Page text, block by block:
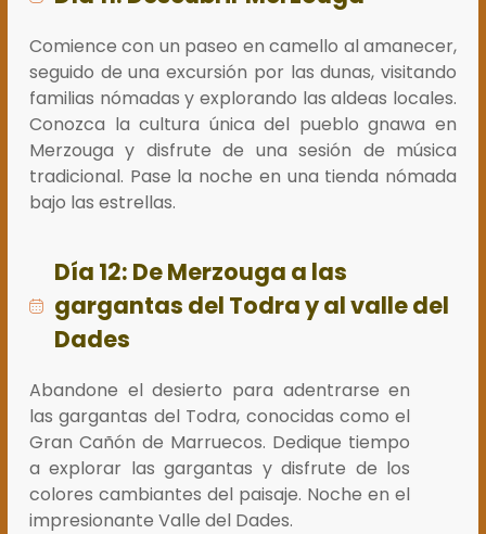
Comience con un paseo en camello al amanecer,
seguido de una excursión por las dunas, visitando
familias nómadas y explorando las aldeas locales.
Conozca la cultura única del pueblo gnawa en
Merzouga y disfrute de una sesión de música
tradicional. Pase la noche en una tienda nómada
bajo las estrellas.
Día 12: De Merzouga a las
gargantas del Todra y al valle del
Dades
Abandone el desierto para adentrarse en
las gargantas del Todra, conocidas como el
Gran Cañón de Marruecos. Dedique tiempo
a explorar las gargantas y disfrute de los
colores cambiantes del paisaje. Noche en el
impresionante Valle del Dades.